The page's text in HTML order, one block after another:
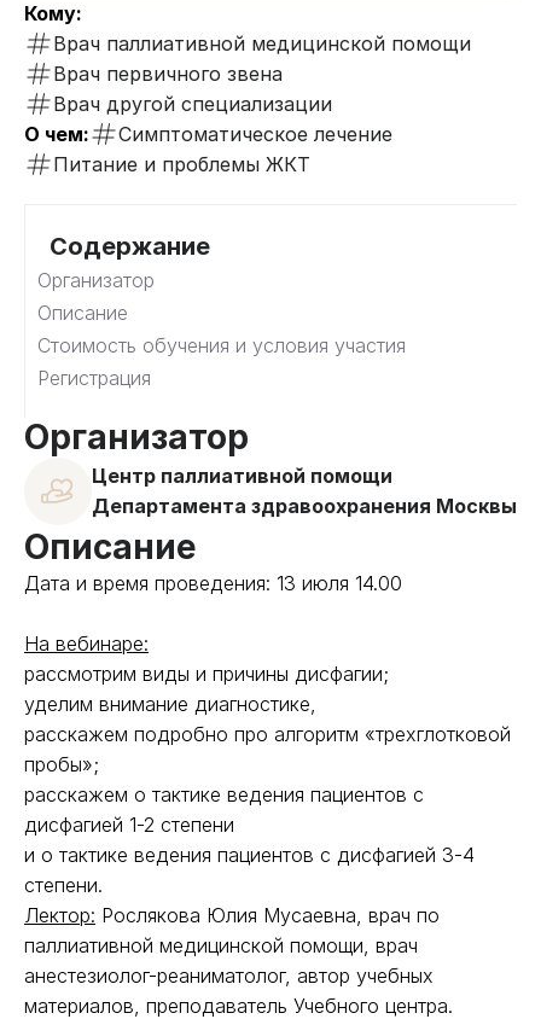
Кому:
Врач паллиативной медицинской помощи
Врач первичного звена
Врач другой специализации
О чем:
Симптоматическое лечение
Питание и проблемы ЖКТ
Организатор
Центр паллиативной помощи
Департамента здравоохранения Москвы
Описание
Дата и время проведения: 13 июля 14.00
На вебинаре:
рассмотрим виды и причины дисфагии;
уделим внимание диагностике,
расскажем подробно про алгоритм «трехглотковой
пробы»;
расскажем о тактике ведения пациентов с
дисфагией 1-2 степени
и о тактике ведения пациентов с дисфагией 3-4
степени.
Лектор: Рослякова Юлия Мусаевна, врач по
паллиативной медицинской помощи, врач
анестезиолог-реаниматолог, автор учебных
материалов, преподаватель Учебного центра.
Содержание
Организатор
Описание
Стоимость обучения и условия участия
Регистрация